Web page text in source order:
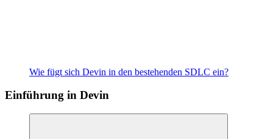
Wie fügt sich Devin in den bestehenden SDLC ein?
Einführung in Devin